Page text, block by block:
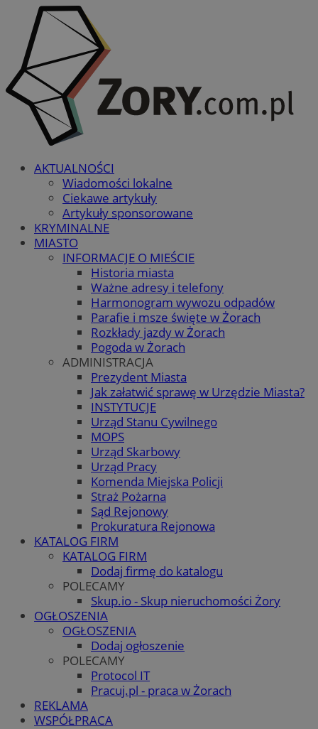
AKTUALNOŚCI
Wiadomości lokalne
Ciekawe artykuły
Artykuły sponsorowane
KRYMINALNE
MIASTO
INFORMACJE O MIEŚCIE
Historia miasta
Ważne adresy i telefony
Harmonogram wywozu odpadów
Parafie i msze święte w Żorach
Rozkłady jazdy w Żorach
Pogoda w Żorach
ADMINISTRACJA
Prezydent Miasta
Jak załatwić sprawę w Urzędzie Miasta?
INSTYTUCJE
Urząd Stanu Cywilnego
MOPS
Urząd Skarbowy
Urząd Pracy
Komenda Miejska Policji
Straż Pożarna
Sąd Rejonowy
Prokuratura Rejonowa
KATALOG FIRM
KATALOG FIRM
Dodaj firmę do katalogu
POLECAMY
Skup.io - Skup nieruchomości Żory
OGŁOSZENIA
OGŁOSZENIA
Dodaj ogłoszenie
POLECAMY
Protocol IT
Pracuj.pl - praca w Żorach
REKLAMA
WSPÓŁPRACA